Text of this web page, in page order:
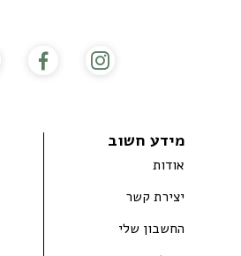
מידע חשוב
אודות
יצירת קשר
החשבון שלי